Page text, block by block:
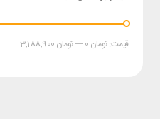
قیمت:تومان 0 —تومان 3,188,900